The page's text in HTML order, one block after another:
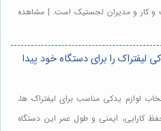
کار و مدیران لجستیک است. | مشاهده
لیفتراک را برای دستگاه خود پیدا
لوازم یدکی مناسب برای لیفتراک ها،
کارایی، ایمنی و طول عمر این دستگاه